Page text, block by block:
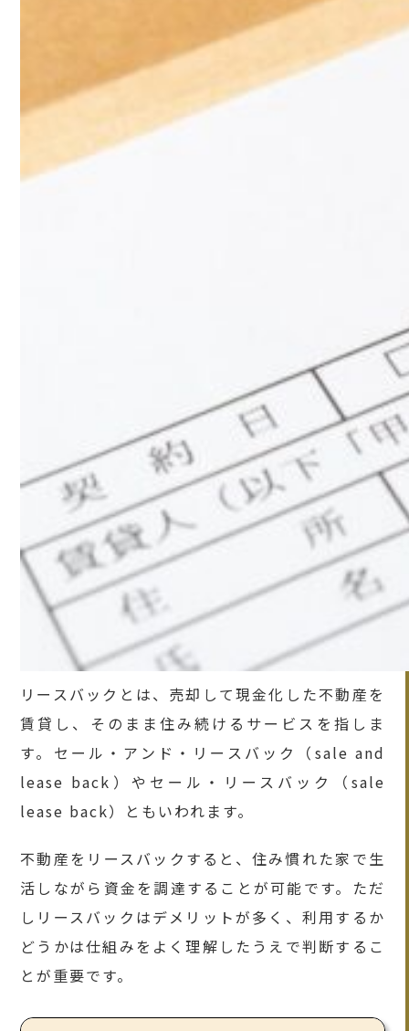
リースバックとは、売却して現金化した不動産を
賃貸し、そのまま住み続けるサービスを指しま
す。セール・アンド・リースバック（sale and
lease back）やセール・リースバック（sale
lease back）ともいわれます。
不動産をリースバックすると、住み慣れた家で生
活しながら資金を調達することが可能です。ただ
しリースバックはデメリットが多く、利用するか
どうかは仕組みをよく理解したうえで判断するこ
とが重要です。